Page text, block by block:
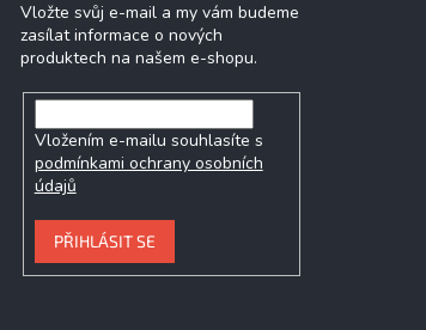
Vložte svůj e-mail a my vám budeme
zasílat informace o nových
produktech na našem e-shopu.
Vložením e-mailu souhlasíte s
podmínkami ochrany osobních
údajů
PŘIHLÁSIT SE